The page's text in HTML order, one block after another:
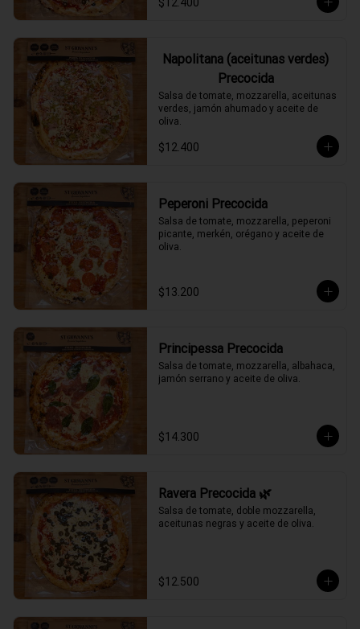
Napolitana (aceitunas verdes)
Precocida
Salsa de tomate, mozzarella, aceitunas
verdes, jamón ahumado y aceite de
oliva.
$12.400
Peperoni Precocida
Salsa de tomate, mozzarella, peperoni
picante, merkén, orégano y aceite de
oliva.
$13.200
Principessa Precocida
Salsa de tomate, mozzarella, albahaca,
jamón serrano y aceite de oliva.
$14.300
Ravera Precocida 🌿
Salsa de tomate, doble mozzarella,
aceitunas negras y aceite de oliva.
$12.500